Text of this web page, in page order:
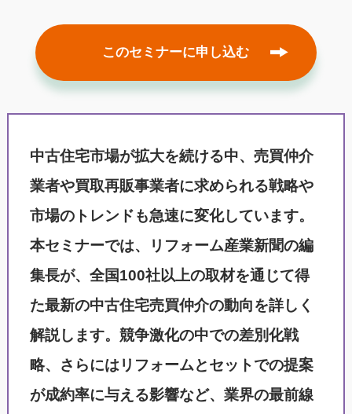
このセミナーに申し込む
中古住宅市場が拡大を続ける中、売買仲介
業者や買取再販事業者に求められる戦略や
市場のトレンドも急速に変化しています。
本セミナーでは、リフォーム産業新聞の編
集長が、全国100社以上の取材を通じて得
た最新の中古住宅売買仲介の動向を詳しく
解説します。競争激化の中での差別化戦
略、さらにはリフォームとセットでの提案
が成約率に与える影響など、業界の最前線